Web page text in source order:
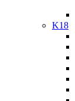
K18